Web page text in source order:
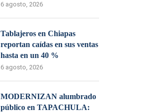
6 agosto, 2026
Tablajeros en Chiapas
reportan caídas en sus ventas
hasta en un 40 %
6 agosto, 2026
MODERNIZAN alumbrado
público en TAPACHULA: